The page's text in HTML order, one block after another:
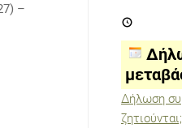
a
s
συμμετοχής
βιωματικό
εργαστήριο:
«Πώς
στέκομαι
στις
μεταβάσεις
και
Δήλωση
–